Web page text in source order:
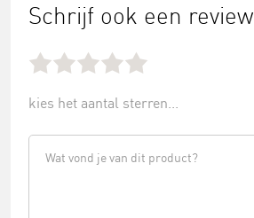
Schrijf ook een review
kies het aantal sterren...